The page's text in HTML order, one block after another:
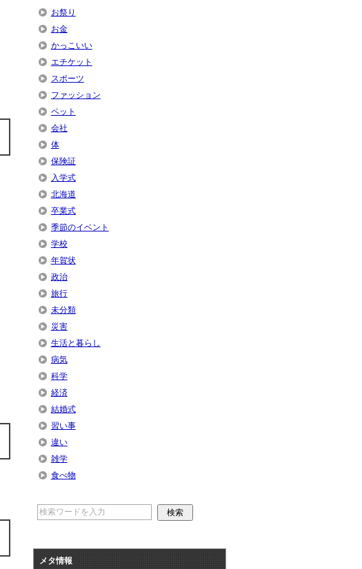
お祭り
お金
かっこいい
エチケット
スポーツ
ファッション
ペット
会社
体
保険証
入学式
北海道
卒業式
季節のイベント
学校
年賀状
政治
旅行
未分類
災害
生活と暮らし
病気
科学
経済
結婚式
習い事
違い
雑学
食べ物
メタ情報